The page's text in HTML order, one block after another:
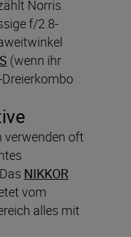
Norris.
f/2.8-
(wenn ihr
oft
NIKKOR
vom
alles mit